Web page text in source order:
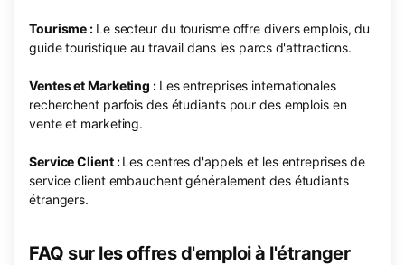
Tourisme : Le secteur du tourisme offre divers emplois, du
guide touristique au travail dans les parcs d'attractions.
Ventes et Marketing : Les entreprises internationales
recherchent parfois des étudiants pour des emplois en
vente et marketing.
Service Client :Les centres d'appels et les entreprises de
service client embauchent généralement des étudiants
étrangers.
FAQ sur les offres d'emploi à l'étranger